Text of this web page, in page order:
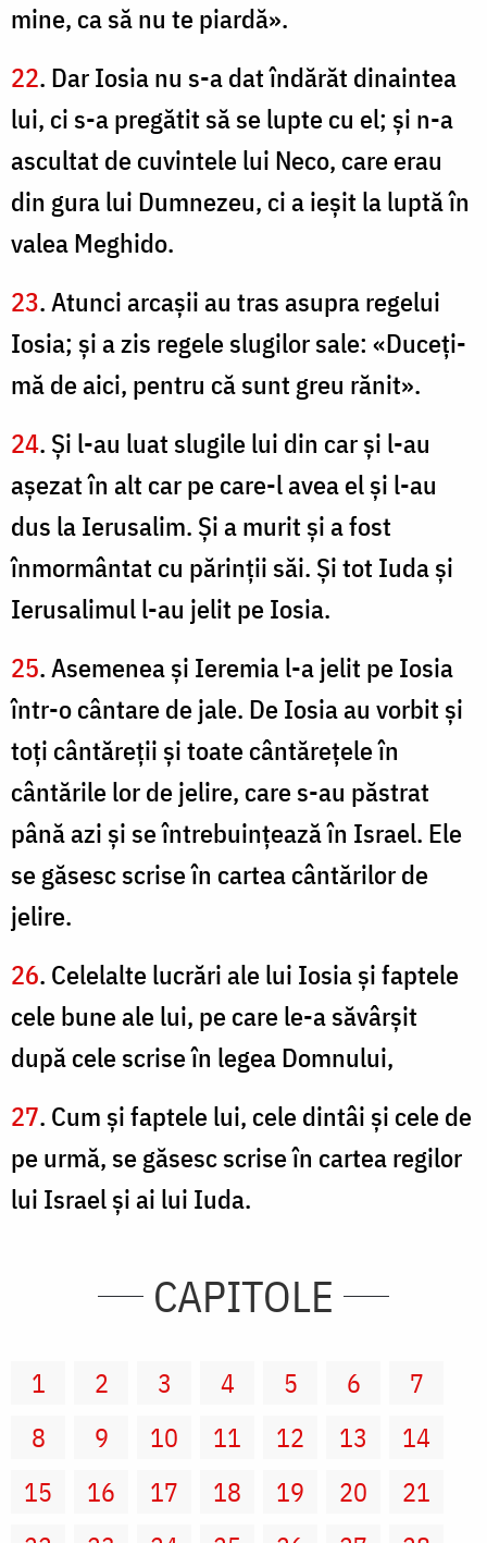
mine, ca să nu te piardă».
22. Dar Iosia nu s-a dat îndărăt dinaintea
lui, ci s-a pregătit să se lupte cu el; şi n-a
ascultat de cuvintele lui Neco, care erau
din gura lui Dumnezeu, ci a ieşit la luptă în
valea Meghido.
23. Atunci arcaşii au tras asupra regelui
Iosia; şi a zis regele slugilor sale: «Duceți-
mă de aici, pentru că sunt greu rănit».
24. Şi l-au luat slugile lui din car şi l-au
aşezat în alt car pe care-l avea el şi l-au
dus la Ierusalim. Şi a murit şi a fost
înmormântat cu părinţii săi. Şi tot Iuda şi
Ierusalimul l-au jelit pe Iosia.
25. Asemenea şi Ieremia l-a jelit pe Iosia
într-o cântare de jale. De Iosia au vorbit şi
toţi cântăreţii şi toate cântăreţele în
cântările lor de jelire, care s-au păstrat
până azi şi se întrebuinţează în Israel. Ele
se găsesc scrise în cartea cântărilor de
jelire.
26. Celelalte lucrări ale lui Iosia şi faptele
cele bune ale lui, pe care le-a săvârşit
după cele scrise în legea Domnului,
27. Cum şi faptele lui, cele dintâi şi cele de
pe urmă, se găsesc scrise în cartea regilor
lui Israel şi ai lui Iuda.
CAPITOLE
1 2 3 4 5 6
7
8
9 10 11 12 13
14
15
16 17 18 19 20
21